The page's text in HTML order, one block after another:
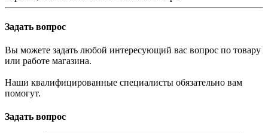
Задать вопрос
Вы можете задать любой интересующий вас вопрос по товару
или работе магазина.
Наши квалифицированные специалисты обязательно вам
помогут.
Задать вопрос